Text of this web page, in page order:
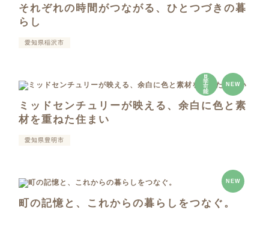
それぞれの時間がつながる、ひとつづきの暮
らし
愛知県稲沢市
見
学
可
能
NEW
ミッドセンチュリーが映える、余白に色と素
材を重ねた住まい
愛知県豊明市
NEW
町の記憶と、これからの暮らしをつなぐ。